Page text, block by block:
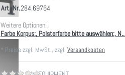
Art.-Nr.284.69764
Weitere Optionen:
Farbe Korpus:, Polsterfarbe bitte auswählen:,
* Preise zzgl. MwSt., zzgl. Versandkosten